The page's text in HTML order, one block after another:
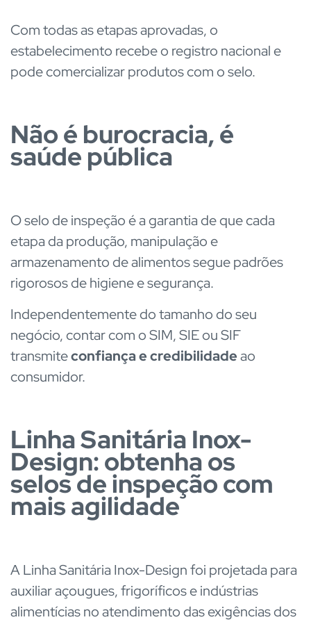
Com todas as etapas aprovadas, o
estabelecimento recebe o registro nacional e
pode comercializar produtos com o selo.
Não é burocracia, é
saúde pública
O selo de inspeção é a garantia de que cada
etapa da produção, manipulação e
armazenamento de alimentos segue padrões
rigorosos de higiene e segurança.
Independentemente do tamanho do seu
negócio, contar com o SIM, SIE ou SIF
transmiteconfiança e credibilidadeao
consumidor.
Linha Sanitária Inox-
Design: obtenha os
selos de inspeção com
mais agilidade
A Linha Sanitária Inox-Design foi projetada para
auxiliar açougues, frigoríficos e indústrias
alimentícias no atendimento das exigências dos